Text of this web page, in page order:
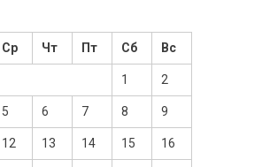
Ср Чт Пт Сб Вс
1 2
5 6 7 8 9
12 13 14 15 16